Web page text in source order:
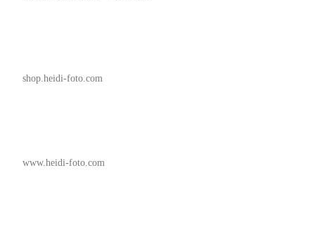
shop.heidi-foto.com
www.heidi-foto.com